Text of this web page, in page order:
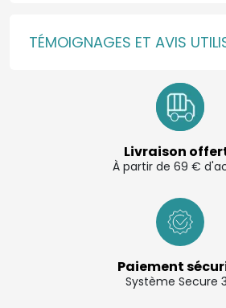
TÉMOIGNAGES ET AVIS
Livraison
À partir de 69 €
Paiement
Système Secure